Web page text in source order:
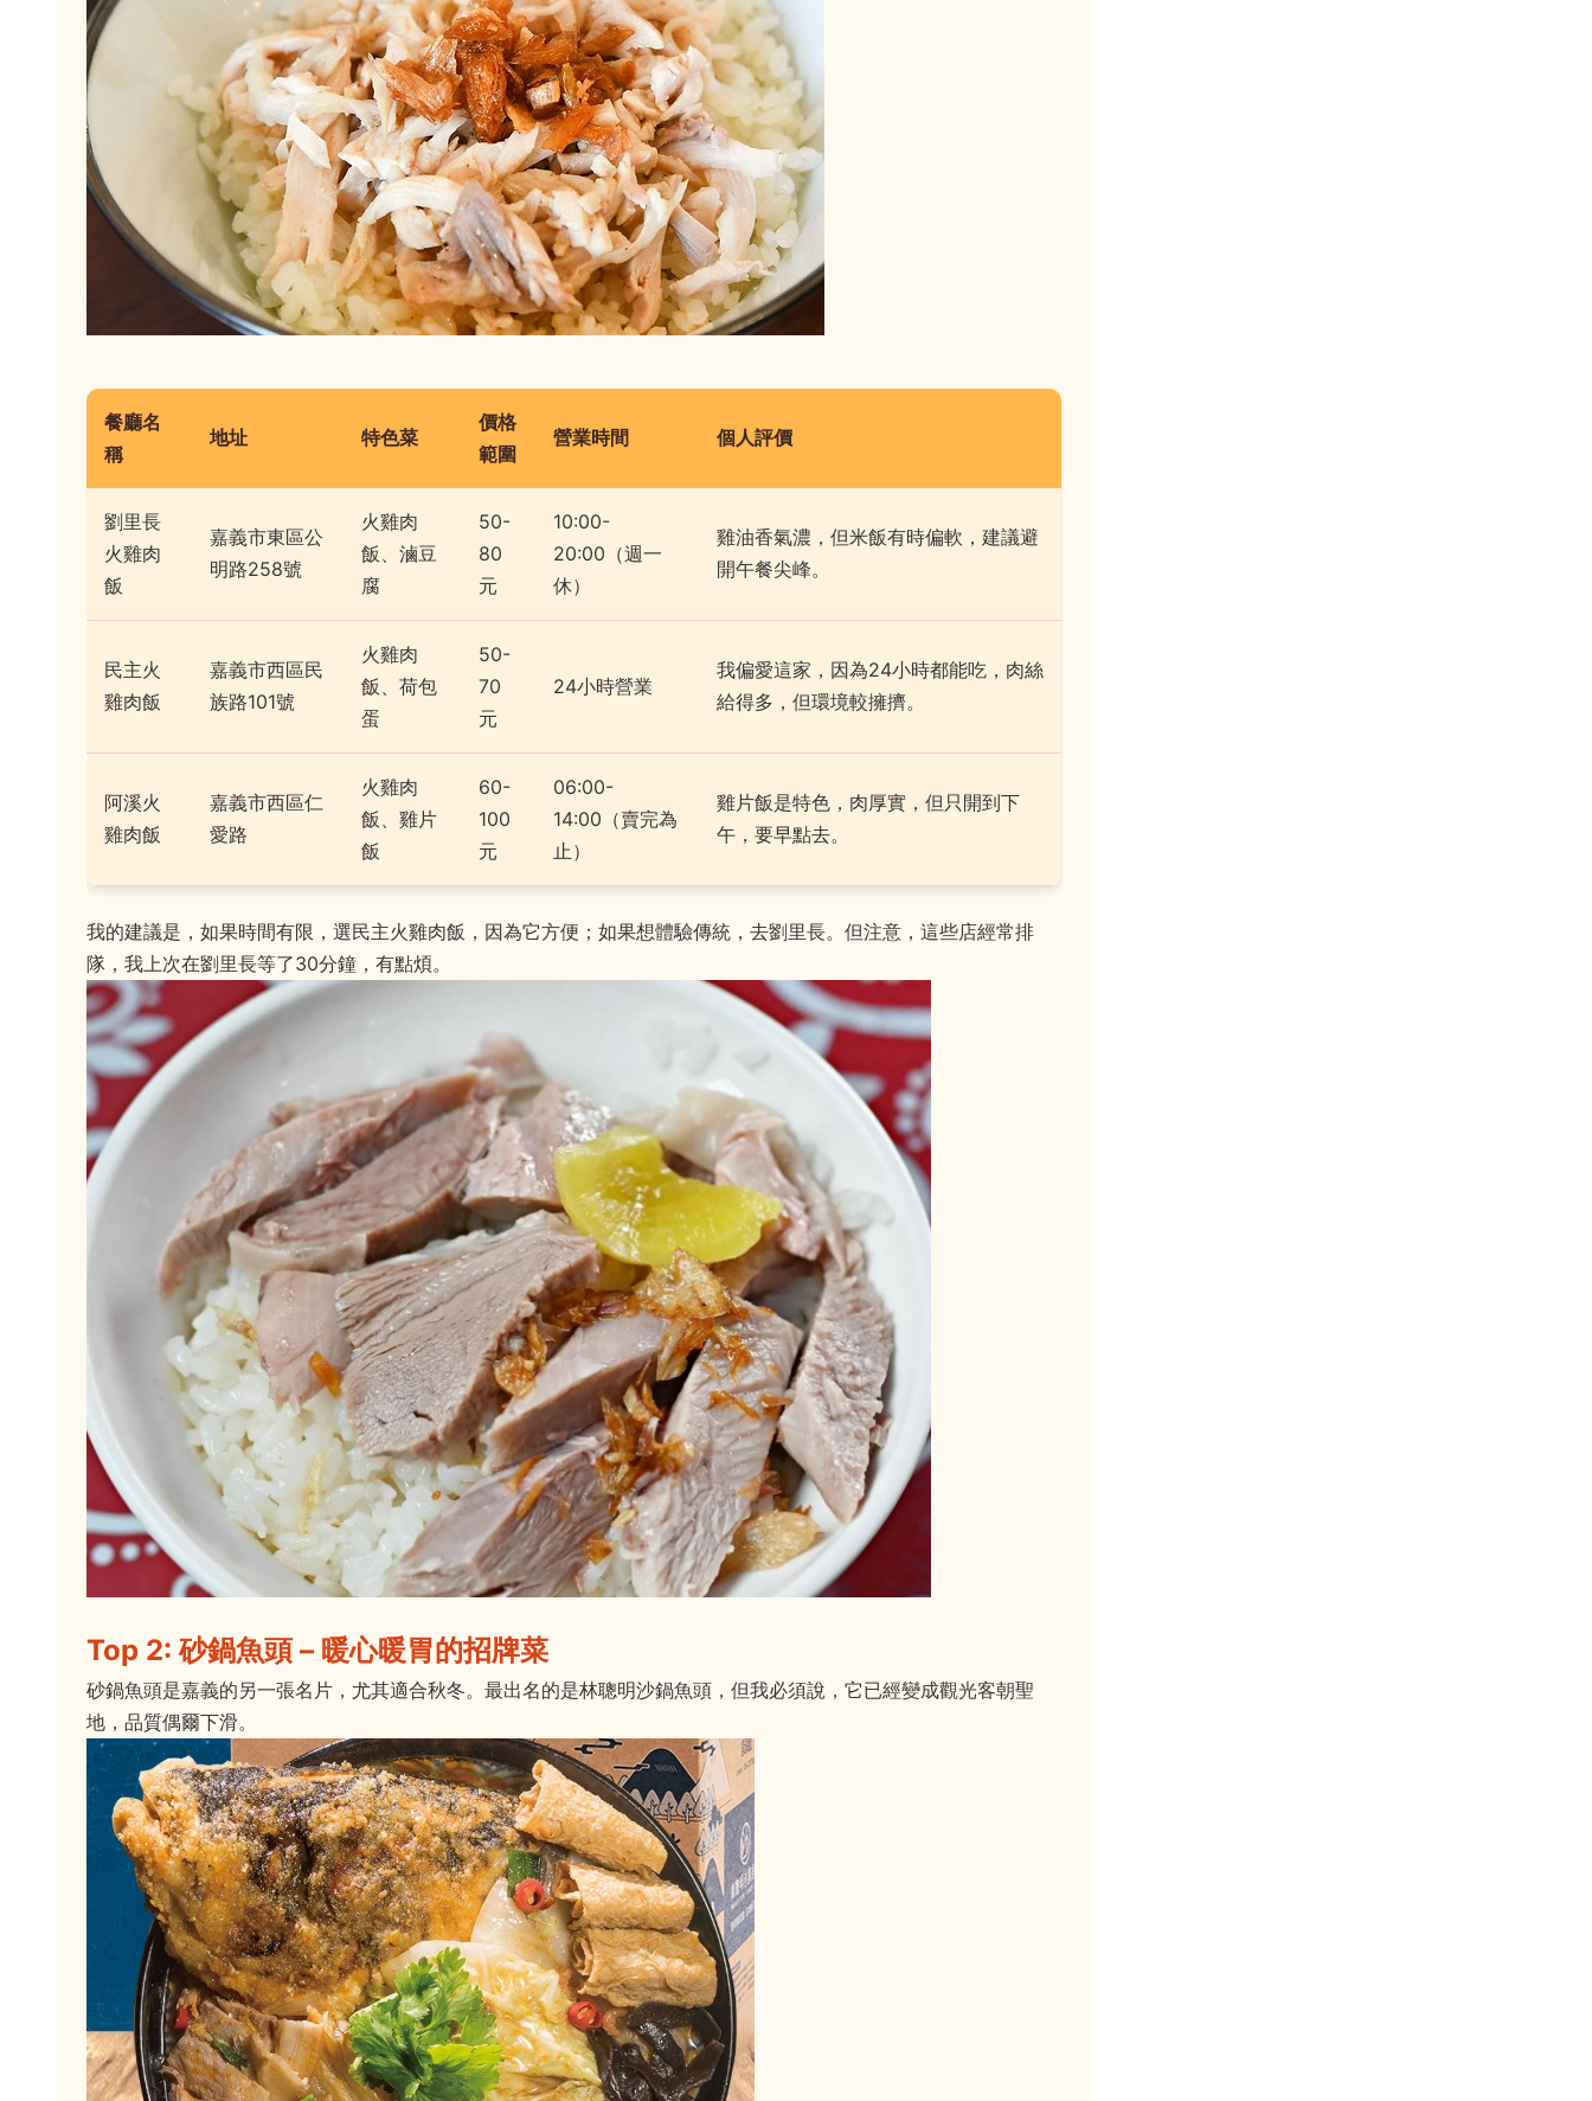
餐廳名
稱
地址 特色菜
價格
範圍
營業時間 個人評價
劉里長
火雞肉
飯
嘉義市東區公
明路258號
火雞肉
飯、滷豆
腐
50-
80
元
10:00-
20:00（週一
休）
雞油香氣濃，但米飯有時偏軟，建議避
開午餐尖峰。
民主火
雞肉飯
嘉義市西區民
族路101號
火雞肉
飯、荷包
蛋
50-
70
元
24小時營業
我偏愛這家，因為24小時都能吃，肉絲
給得多，但環境較擁擠。
阿溪火
雞肉飯
嘉義市西區仁
愛路
火雞肉
飯、雞片
飯
60-
100
元
06:00-
14:00（賣完為
止）
雞片飯是特色，肉厚實，但只開到下
午，要早點去。
我的建議是，如果時間有限，選民主火雞肉飯，因為它方便；如果想體驗傳統，去劉里長。但注意，這些店經常排
隊，我上次在劉里長等了30分鐘，有點煩。
Top 2: 砂鍋魚頭 – 暖心暖胃的招牌菜
砂鍋魚頭是嘉義的另一張名片，尤其適合秋冬。最出名的是林聰明沙鍋魚頭，但我必須說，它已經變成觀光客朝聖
地，品質偶爾下滑。